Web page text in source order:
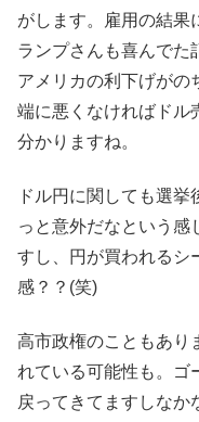
がします。雇用の結果
ランプさんも喜んでた
アメリカの利下げがの
端に悪くなければドル
分かりますね。
ドル円に関しても選挙
っと意外だなという感
すし、円が買われるシ
感？？(笑)
高市政権のこともあり
れている可能性も。ゴ
戻ってきてますしなか